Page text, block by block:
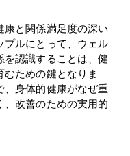
と関係満足度の深い
プルにとって、ウェル
を認識することは、健
ための鍵となりま
、身体的健康がなぜ重
改善のための実用的